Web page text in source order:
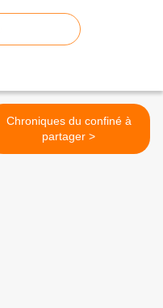
Chroniques du confiné à
partager >